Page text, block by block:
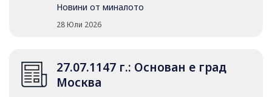
Новини от миналото
28 Юли 2026
27.07.1147 г.: Основан е град
Москва